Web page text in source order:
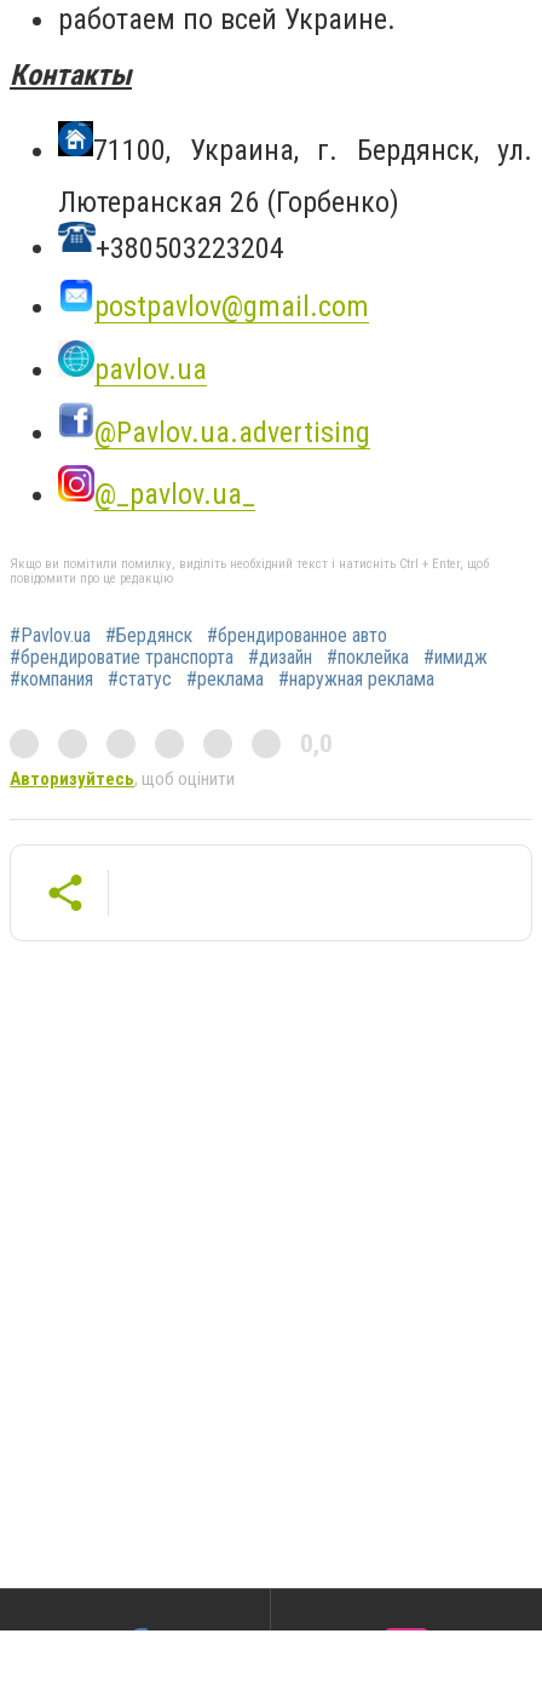
работаем по всей Украине.
Контакты
71100, Украина, г. Бердянск, ул.
Лютеранская 26 (Горбенко)
+380503223204
postpavlov@gmail.com
pavlov.ua
@Pavlov.ua.advertising
@_pavlov.ua_
Якщо ви помітили помилку, виділіть необхідний текст і натисніть Ctrl + Enter, щоб
повідомити про це редакцію
#Pavlov.ua #Бердянск
#брендированное авто
#брендироватие транспорта
#дизайн #поклейка
#имидж
#компания
#статус #реклама #наружная реклама
0,0
Авторизуйтесь, щоб оцінити